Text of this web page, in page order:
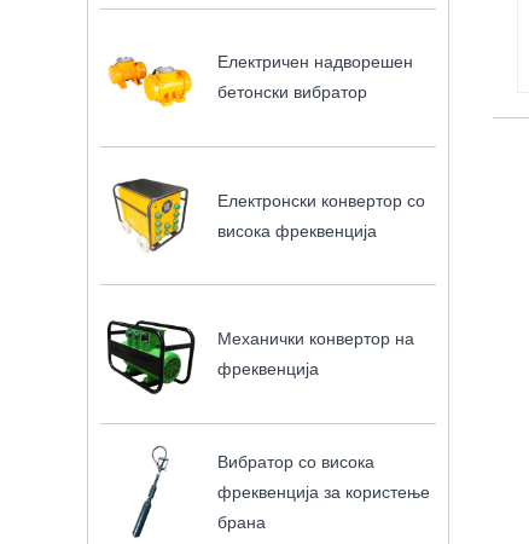
Електричен надворешен
бетонски вибратор
Електронски конвертор со
висока фреквенција
Механички конвертор на
фреквенција
Вибратор со висока
фреквенција за користење
брана